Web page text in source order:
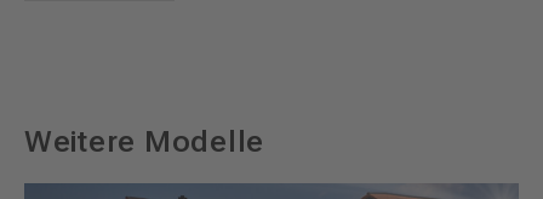
Weitere Modelle